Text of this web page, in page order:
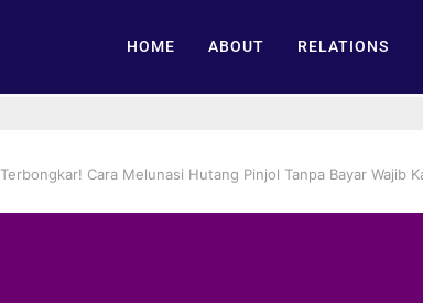
HOME ABOUT RELATIONS
Terbongkar! Cara Melunasi Hutang Pinjol Tanpa Bayar Wajib